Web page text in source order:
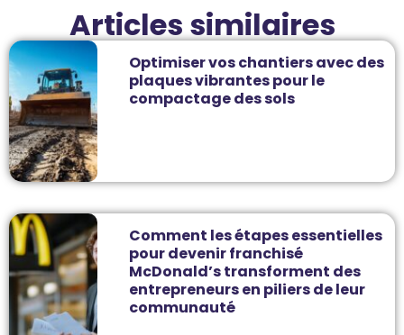
Articles similaires
Optimiser vos chantiers avec des
plaques vibrantes pour le
compactage des sols
Comment les étapes essentielles
pour devenir franchisé
McDonald’s transforment des
entrepreneurs en piliers de leur
communauté